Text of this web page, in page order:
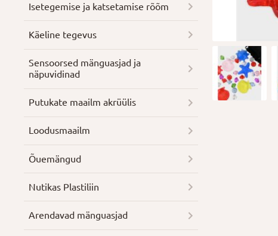
Isetegemise ja katsetamise rõõm
Käeline tegevus
Sensoorsed mänguasjad ja
näpuvidinad
Putukate maailm akrüülis
Loodusmaailm
Õuemängud
Nutikas Plastiliin
Arendavad mänguasjad